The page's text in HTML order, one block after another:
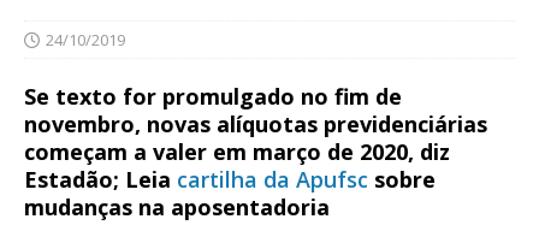
24/10/2019
Se texto for promulgado no fim de
novembro, novas alíquotas previdenciárias
começam a valer em março de 2020, diz
Estadão; Leia cartilha da Apufsc sobre
mudanças na aposentadoria